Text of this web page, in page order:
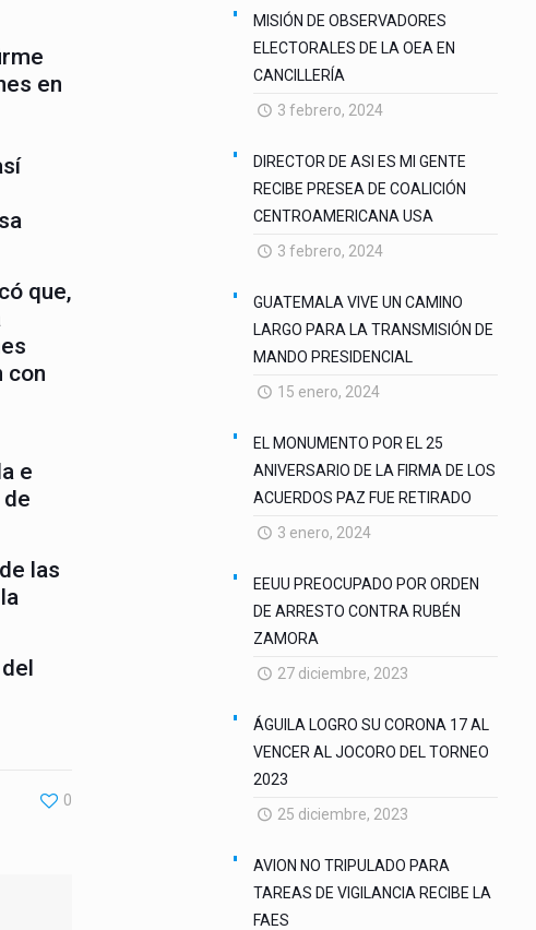
en
que,
con
e
las
0
MISIÓN DE OBSERVADORES
ELECTORALES DE LA OEA EN
CANCILLERÍA
3 febrero, 2024
DIRECTOR DE ASI ES MI GENTE
RECIBE PRESEA DE COALICIÓN
CENTROAMERICANA USA
3 febrero, 2024
GUATEMALA VIVE UN CAMINO
LARGO PARA LA TRANSMISIÓN DE
MANDO PRESIDENCIAL
15 enero, 2024
EL MONUMENTO POR EL 25
ANIVERSARIO DE LA FIRMA DE LOS
ACUERDOS PAZ FUE RETIRADO
3 enero, 2024
EEUU PREOCUPADO POR ORDEN
DE ARRESTO CONTRA RUBÉN
ZAMORA
27 diciembre, 2023
ÁGUILA LOGRO SU CORONA 17 AL
VENCER AL JOCORO DEL TORNEO
2023
25 diciembre, 2023
AVION NO TRIPULADO PARA
TAREAS DE VIGILANCIA RECIBE LA
FAES